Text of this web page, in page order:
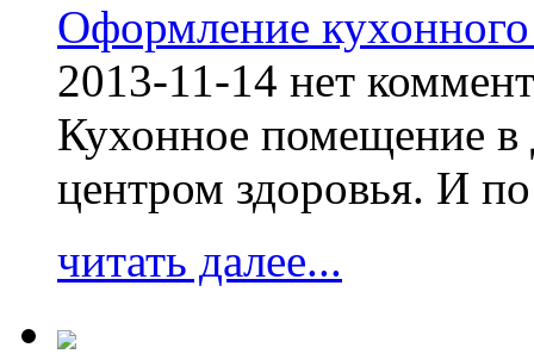
Оформление
2013-11-14 нет
Кухонное помещение в
центром здоровья. И
читать далее...